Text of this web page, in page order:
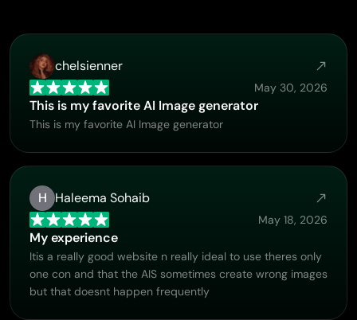
chelsienner
May 30, 2026
This is my favorite AI Image generator
This is my favorite AI Image generator
H Haleema Sohaib
May 18, 2026
My experience
Itis a really good website n really ideal to use theres only
one con and that the AIS sometimes create wrong images
but that doesnt happen frequently